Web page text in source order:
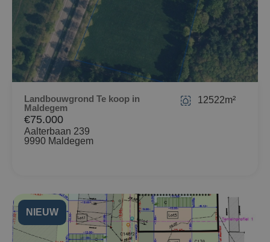
Landbouwgrond Te koop in
Maldegem
€75.000
Aalterbaan 239
9990 Maldegem
12522m²
NIEUW